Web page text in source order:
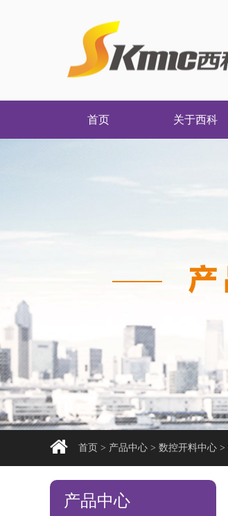
首页 关于西科
首页 > 产品中心 > 数控开料中心 >
产品中心